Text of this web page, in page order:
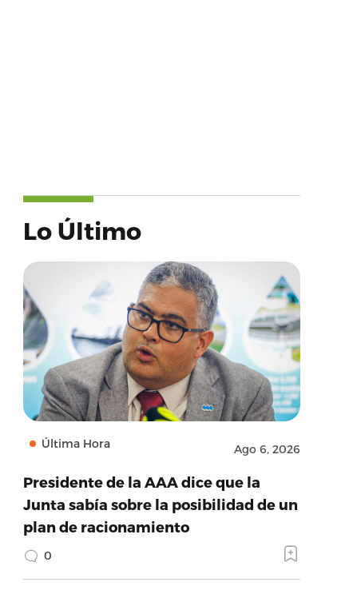
Lo Último
Última Hora Ago 6, 2026
Presidente de la AAA dice que la
Junta sabía sobre la posibilidad de un
plan de racionamiento
0